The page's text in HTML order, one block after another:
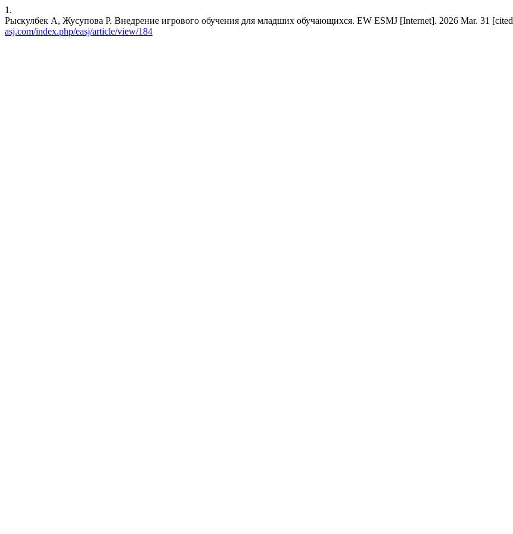
1.
Рыскулбек А, Жусупова Р. Внедрение игрового обучения для младших обучающихся. EW ESMJ [Internet]. 2026 Mar. 31
asj.com/index.php/easj/article/view/184